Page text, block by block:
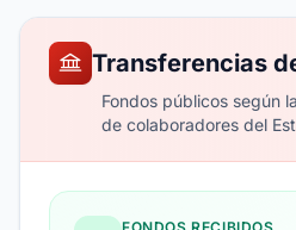
Transferencias
Fondos públicos según la
de colaboradores del